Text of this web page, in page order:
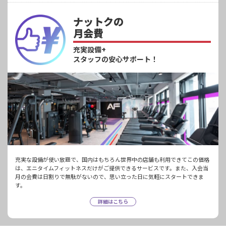
ナットクの
月会費
充実設備+
スタッフの安心サポート！
充実な設備が使い放題で、国内はもちろん世界中の店舗も利用できてこの価格
は、エニタイムフィットネスだけがご提供できるサービスです。また、入会当
月の会費は日割りで無駄がないので、思い立った日に気軽にスタートできま
す。
詳細はこちら